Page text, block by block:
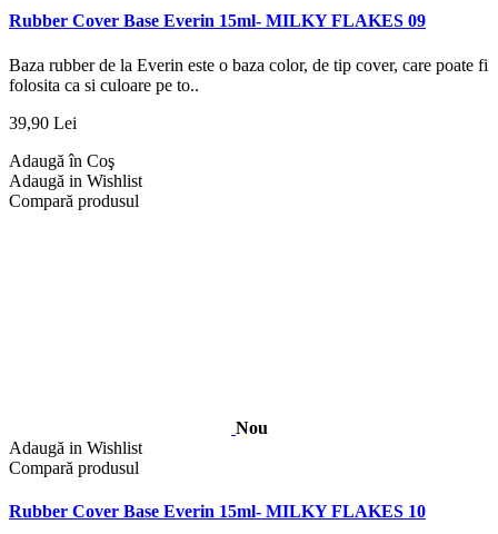
Rubber Cover Base Everin 15ml- MILKY FLAKES 09
Baza rubber de la Everin este o baza color, de tip cover, care poate fi
folosita ca si culoare pe to..
39,90 Lei
Adaugă în Coş
Adaugă in Wishlist
Compară produsul
Nou
Adaugă in Wishlist
Compară produsul
Rubber Cover Base Everin 15ml- MILKY FLAKES 10